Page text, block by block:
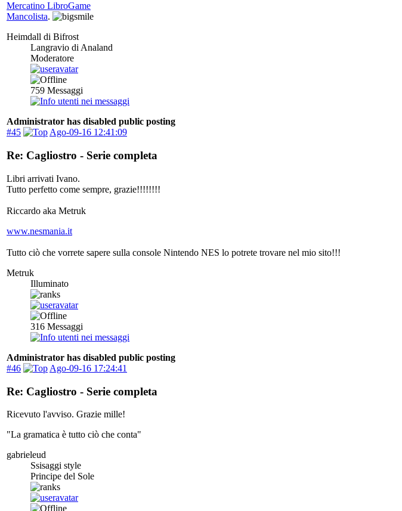
Mercatino LibroGame
Mancolista.
Heimdall di Bifrost
Langravio di Analand
Moderatore
759 Messaggi
Administrator has disabled public posting
#45
Ago-09-16 12:41:09
Re: Cagliostro - Serie completa
Libri arrivati Ivano.
Tutto perfetto come sempre, grazie!!!!!!!!
Riccardo aka Metruk
www.nesmania.it
Tutto ciò che vorrete sapere sulla console Nintendo NES lo potrete trovare nel mio sito!!!
Metruk
Illuminato
316 Messaggi
Administrator has disabled public posting
#46
Ago-09-16 17:24:41
Re: Cagliostro - Serie completa
Ricevuto l'avviso. Grazie mille!
"La gramatica è tutto ciò che conta"
gabrieleud
Ssisaggi style
Principe del Sole